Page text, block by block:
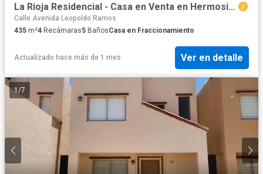
La Rioja Residencial - Casa en Venta en Hermosillo, Son.
Calle Avenida Leopoldo Ramos
435 m²4 Recámaras5 BañosCasa en Fraccionamiento
Actualizado hace más de 1 mes Ver en detalle
1 /7